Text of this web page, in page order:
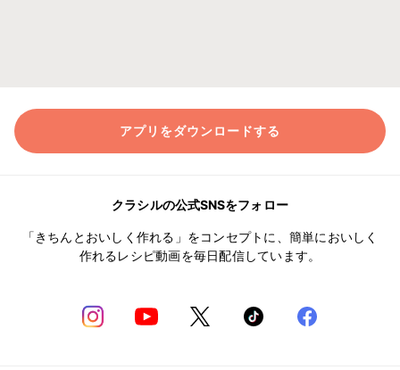
アプリをダウンロードする
クラシルの公式SNSをフォロー
「きちんとおいしく作れる」をコンセプトに、簡単においしく
作れるレシピ動画を毎日配信しています。